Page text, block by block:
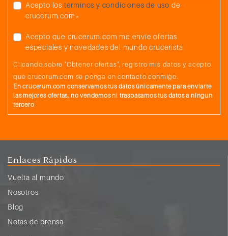
Acepto los términos y condiciones de uso de
crucerum.com*
Acepto que crucerum.com me envíe ofertas
especiales y novedades del mundo crucerista
Clicando sobre "Obtener ofertas", registro mis datos y acepto
que crucerum.com se ponga en contacto conmigo.
En crucerum.com conservamos tus datos únicamente para enviarte
las mejores ofertas, no vendemos ni traspasamos tus datos a ningun
tercero
Enlaces Rápidos
Vuelta al mundo
Nosotros
Blog
Notas de prensa